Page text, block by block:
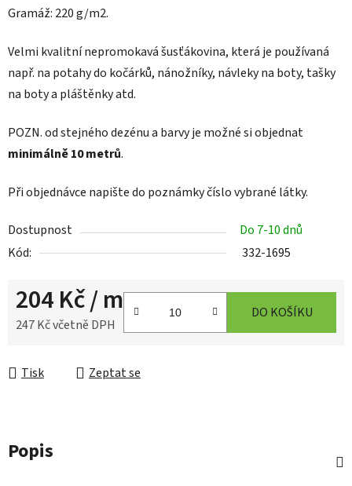
Gramáž: 220 g/m2.
Velmi kvalitní nepromokavá šusťákovina, která je používaná
např. na potahy do kočárků, nánožníky, návleky na boty, tašky
na boty a pláštěnky atd.
POZN.od stejného dezénu a barvy je možné si objednat
minimálně 10 metrů.
Při objednávce napište do poznámky číslo vybrané látky.
Dostupnost
Do 7-10 dnů
Kód:
332-1695
204 Kč/ m
247 Kč včetně DPH
DO KOŠÍKU
Tisk Zeptat se
Popis